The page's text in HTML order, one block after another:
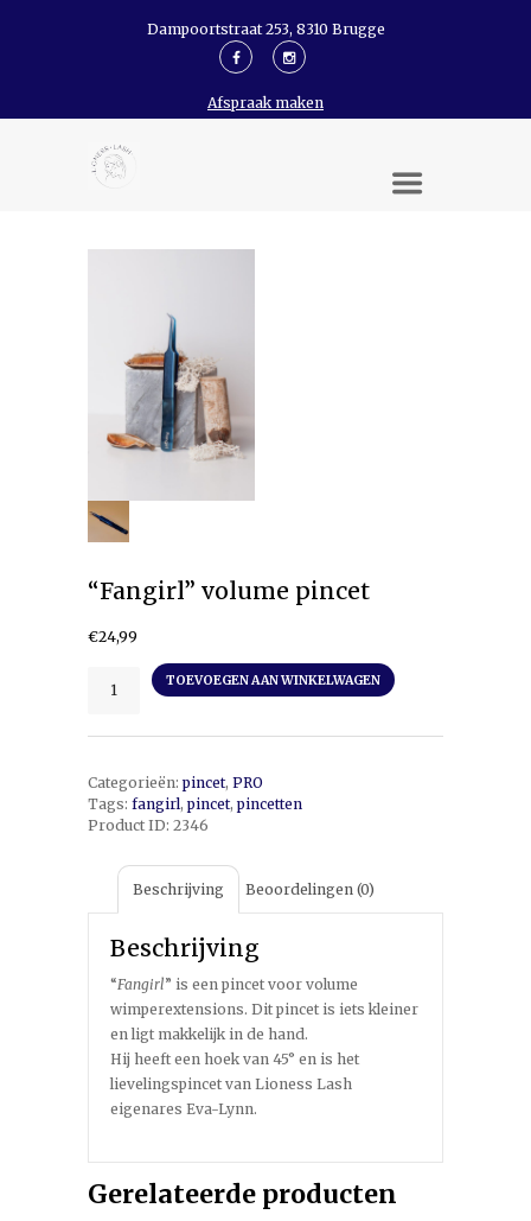
Dampoortstraat 253, 8310 Brugge
Afspraak maken
“Fangirl” volume pincet
€24,99
volume
aantal
TOEVOEGEN AAN WINKELWAGEN
Categorieën:pincet, PRO
Tags: fangirl ,pincet,pincetten
Product ID: 2346
Beschrijving Beoordelingen (0)
Beschrijving
“Fangirl” is een pincet voor volume
wimperextensions. Dit pincet is iets kleiner
en ligt makkelijk in de hand.
Hij heeft een hoek van 45° en is het
lievelingspincet van Lioness Lash
eigenares Eva-Lynn.
Gerelateerde producten